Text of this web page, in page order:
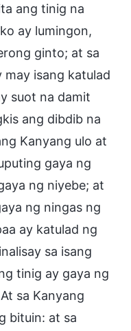
ang tinig na
ay lumingon,
ginto; at sa
isang katulad
suot na damit
ang dibdib na
Kanyang ulo at
gaya ng
ng niyebe; at
ng ningas ng
ay katulad ng
sa isang
tinig ay gaya ng
sa Kanyang
bituin: at sa